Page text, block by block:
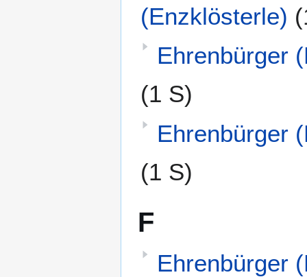
(Enzklösterle)
Ehrenbürger
(1 S)
Ehrenbürger
(1 S)
F
Ehrenbürger